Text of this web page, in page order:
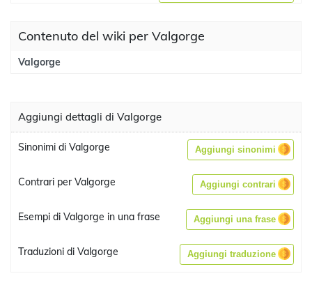
Contenuto del wiki per Valgorge
Valgorge
Aggiungi dettagli di Valgorge
Sinonimi di Valgorge Aggiungi sinonimi
Contrari per Valgorge Aggiungi contrari
Esempi di Valgorge in una frase Aggiungi una frase
Traduzioni di Valgorge Aggiungi traduzione